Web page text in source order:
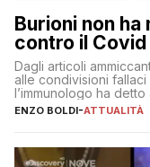
Burioni non
contro il Covid
Dagli articoli
alle condivisioni
l’immunologo ha
ENZO BOLDI-ATTUALITÀ